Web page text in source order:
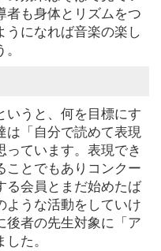
者も身体とリズムをつ
うになれば音楽の楽し
いうと、何を目標にす
は「自分で読めて表現
ています。表現でき
ことでもありコンクー
る会員とまだ始めたば
ような活動をしていけ
後者の先生対象に「ア
た。